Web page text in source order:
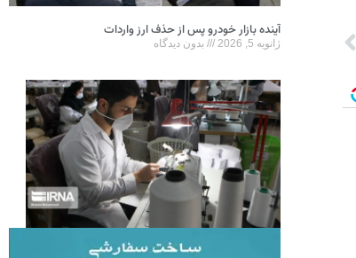
آینده بازار خودرو پس از حذف ارز واردات
ژانویه 5, 2026 بدون دیدگاه